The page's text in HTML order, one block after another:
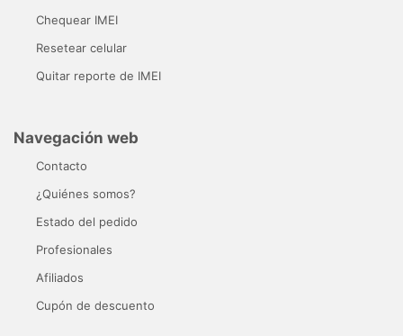
Chequear IMEI
Resetear celular
Quitar reporte de IMEI
Navegación web
Contacto
¿Quiénes somos?
Estado del pedido
Profesionales
Afiliados
Cupón de descuento